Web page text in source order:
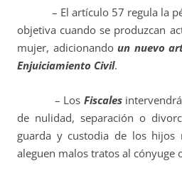
– El artículo 57 regula la
objetiva cuando se produzcan
mujer, adicionandoun nuevo
Enjuiciamiento Civil.
– Los Fiscales
de nulidad, separación o
guarda y custodia de los hijos
aleguen malos tratos al cónyuge